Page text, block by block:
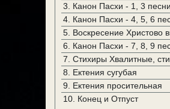
3. Канон Пасхи - 1, 3
4. Канон Пасхи - 4, 5, 6
5. Воскресение Христово
6. Канон Пасхи - 7, 8, 9
7. Стихиры Хвалитные,
8. Ектения сугубая
9. Ектения просительная
10. Конец и Отпуст